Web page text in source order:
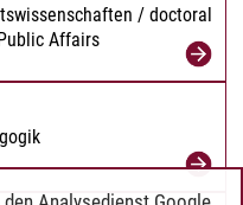
/ doctoral
Affairs